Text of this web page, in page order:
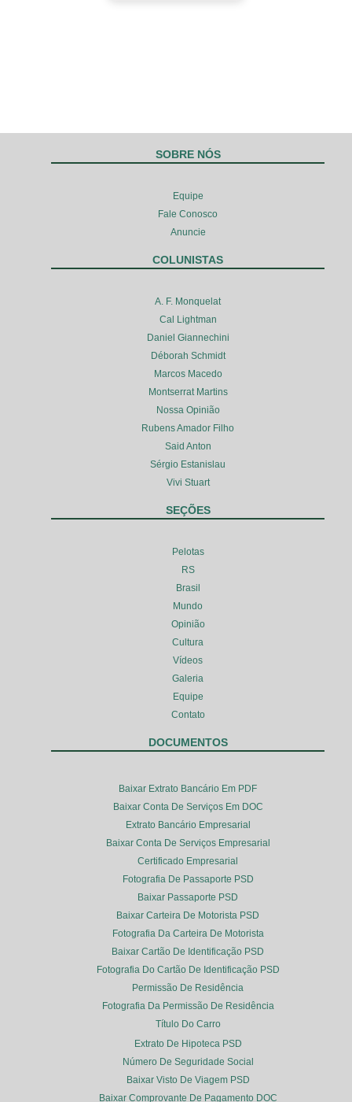
SOBRE NÓS
Equipe
Fale Conosco
Anuncie
COLUNISTAS
A. F. Monquelat
Cal Lightman
Daniel Giannechini
Déborah Schmidt
Marcos Macedo
Montserrat Martins
Nossa Opinião
Rubens Amador Filho
Said Anton
Sérgio Estanislau
Vivi Stuart
SEÇÕES
Pelotas
RS
Brasil
Mundo
Opinião
Cultura
Vídeos
Galeria
Equipe
Contato
DOCUMENTOS
Baixar Extrato Bancário Em PDF
Baixar Conta De Serviços Em DOC
Extrato Bancário Empresarial
Baixar Conta De Serviços Empresarial
Certificado Empresarial
Fotografia De Passaporte PSD
Baixar Passaporte PSD
Baixar Carteira De Motorista PSD
Fotografia Da Carteira De Motorista
Baixar Cartão De Identificação PSD
Fotografia Do Cartão De Identificação PSD
Permissão De Residência
Fotografia Da Permissão De Residência
Título Do Carro
Extrato De Hipoteca PSD
Número De Seguridade Social
Baixar Visto De Viagem PSD
Baixar Comprovante De Pagamento DOC